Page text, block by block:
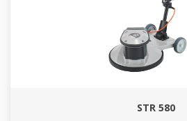
STR 580